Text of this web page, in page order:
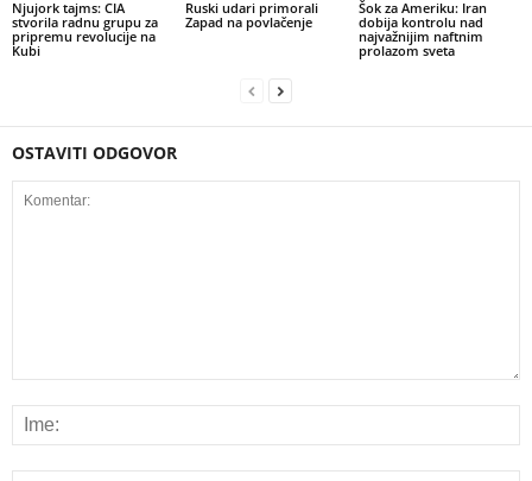
Njujork tajms: CIA
stvorila radnu grupu za
pripremu revolucije na
Kubi
Ruski udari primorali
Zapad na povlačenje
Šok za Ameriku: Iran
dobija kontrolu nad
najvažnijim naftnim
prolazom sveta
OSTAVITI ODGOVOR